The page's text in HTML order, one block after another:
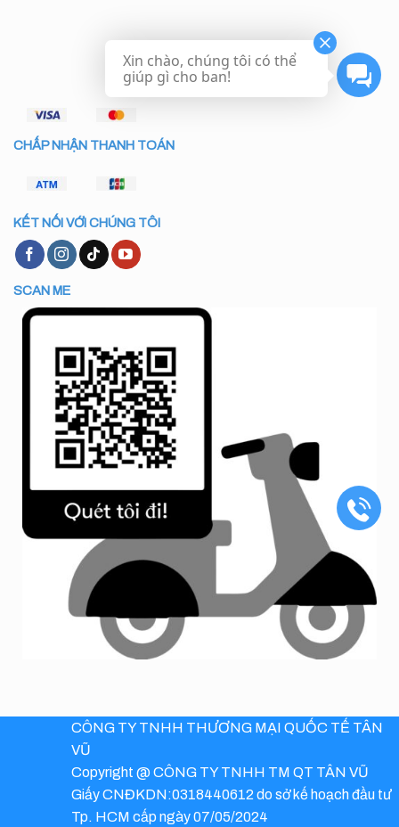
CHẤP NHẬN THANH TOÁN
KẾT NỐI VỚI CHÚNG TÔI
SCAN ME
CÔNG TY TNHH THƯƠNG MẠI QUỐC TẾ TÂN
VŨ
Copyright @ CÔNG TY TNHH TM QT TÂN VŨ
Giấy CNĐKDN:0318440612 do sở kế hoạch đầu tư
Tp. HCM cấp ngày 07/05/2024
Xin chào, chúng tôi có thể
giúp gì cho ban!